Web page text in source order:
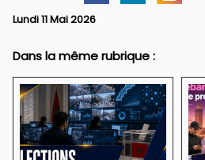
Lundi 11 Mai 2026
Dans la même rubrique :